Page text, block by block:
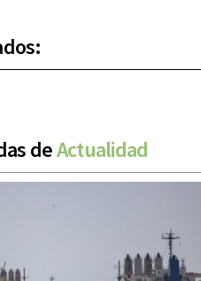
deActualidad